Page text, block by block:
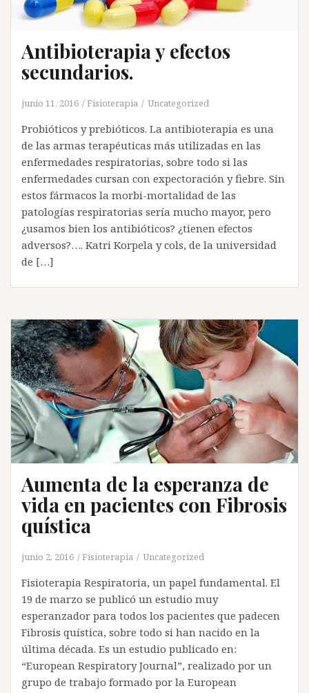
Antibioterapia y efectos
secundarios.
junio 11, 2016 Fisioterapia Uncategorized
Probióticos y prebióticos. La antibioterapia es una
de las armas terapéuticas más utilizadas en las
enfermedades respiratorias, sobre todo si las
enfermedades cursan con expectoración y fiebre. Sin
estos fármacos la morbi-mortalidad de las
patologías respiratorias sería mucho mayor, pero
¿usamos bien los antibióticos? ¿tienen efectos
adversos?…. Katri Korpela y cols, de la universidad
de […]
Aumenta de la esperanza de
vida en pacientes con Fibrosis
quística
junio 2, 2016 Fisioterapia Uncategorized
Fisioterapia Respiratoria, un papel fundamental. El
19 de marzo se publicó un estudio muy
esperanzador para todos los pacientes que padecen
Fibrosis quística, sobre todo si han nacido en la
última década. Es un estudio publicado en:
“European Respiratory Journal”, realizado por un
grupo de trabajo formado por la European